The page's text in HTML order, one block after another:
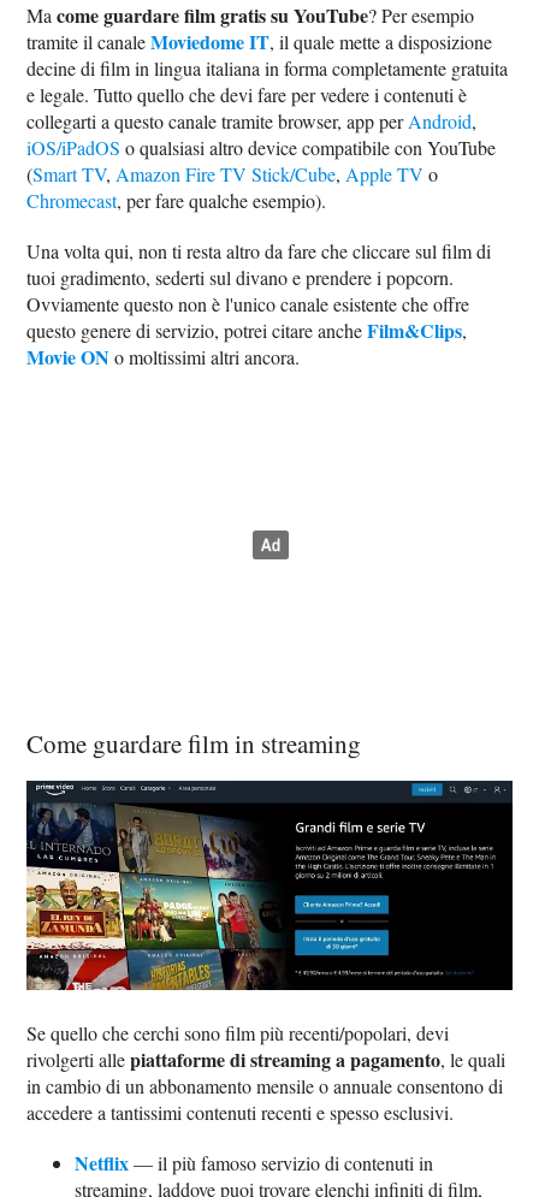
Macome guardare film gratis su YouTube? Per esempio
tramite il canaleMoviedome IT, il quale mette a disposizione
decine di film in lingua italiana in forma completamente gratuita
e legale. Tutto quello che devi fare per vedere i contenuti è
collegarti a questo canale tramite browser, app perAndroid,
iOS/iPadOS o qualsiasi altro device compatibile con YouTube
(Smart TV, Amazon Fire TV Stick/Cube, Apple TV o
Chromecast, per fare qualche esempio).
Una volta qui, non ti resta altro da fare che cliccare sul film di
tuoi gradimento, sederti sul divano e prendere i popcorn.
Ovviamente questo non è l'unico canale esistente che offre
questo genere di servizio, potrei citare ancheFilm&Clips,
Movie ONo moltissimi altri ancora.
Come guardare film in streaming
Se quello che cerchi sono film più recenti/popolari, devi
rivolgerti allepiattaforme di streaming a pagamento, le quali
in cambio di un abbonamento mensile o annuale consentono di
accedere a tantissimi contenuti recenti e spesso esclusivi.
Netflix— il più famoso servizio di contenuti in
streaming, laddove puoi trovare elenchi infiniti di film,